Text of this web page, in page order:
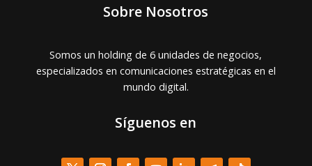
Sobre Nosotros
Somos un holding de 6 unidades de negocios,
especializados en comunicaciones estratégicas en el
mundo digital.
Síguenos en